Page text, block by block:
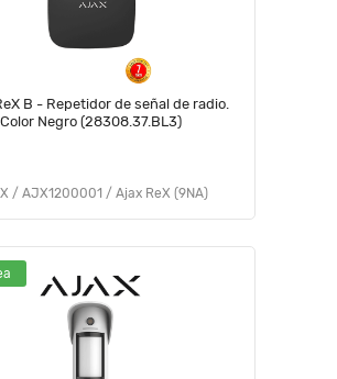
B - Repetidor de señal de radio.
Color Negro (28308.37.BL3)
/ AJX1200001 / Ajax ReX (9NA)